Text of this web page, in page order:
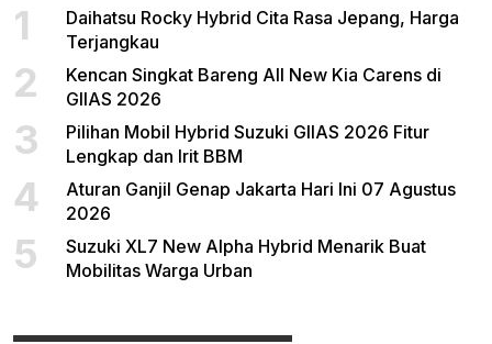
1
Daihatsu Rocky Hybrid Cita Rasa Jepang, Harga
Terjangkau
2
Kencan Singkat Bareng All New Kia Carens di
GIIAS 2026
3
Pilihan Mobil Hybrid Suzuki GIIAS 2026 Fitur
Lengkap dan Irit BBM
4
Aturan Ganjil Genap Jakarta Hari Ini 07 Agustus
2026
5
Suzuki XL7 New Alpha Hybrid Menarik Buat
Mobilitas Warga Urban